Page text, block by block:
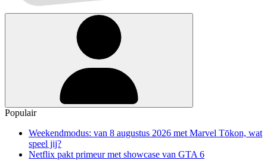
Populair
Weekendmodus: van 8 augustus 2026 met Marvel Tōkon, wat
speel jij?
Netflix pakt primeur met showcase van GTA 6